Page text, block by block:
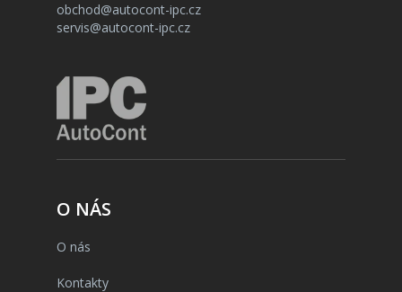
obchod@autocont-ipc.cz
servis@autocont-ipc.cz
O NÁS
O nás
Kontakty